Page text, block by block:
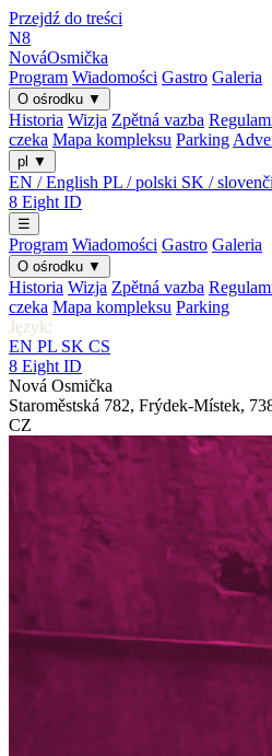
Przejdź do treści
N8
NováOsmička
Program Wiadomości Gastro Galeria
O ośrodku ▼
Historia Wizja Zpětná vazba
czeka Mapa kompleksu Parking
pl ▼
EN / English PL / polski SK /
8 Eight ID
☰
Program Wiadomości Gastro Galeria
O ośrodku ▼
Historia Wizja Zpětná vazba
czeka Mapa kompleksu Parking
Język:
EN PL SK CS
8 Eight ID
Nová Osmička
Staroměstská 782, Frýdek-Místek,
CZ